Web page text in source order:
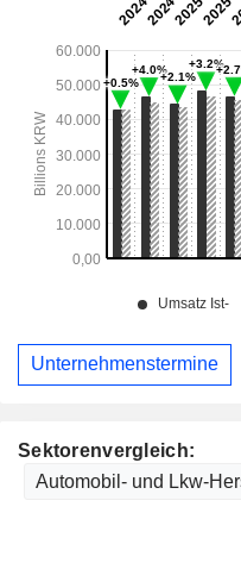
Sektorenvergleich:
Unternehmenstermine